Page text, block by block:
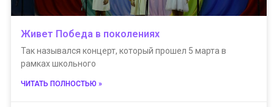
Живет Победа в поколениях
Так назывался концерт, который прошел 5 марта в
рамках школьного
ЧИТАТЬ ПОЛНОСТЬЮ »